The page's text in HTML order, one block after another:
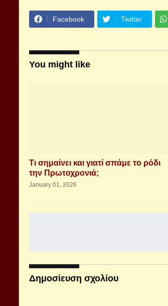
Facebook Twitter
You might like
Τι σημαίνει και γιατί σπάμε το ρόδι
την Πρωτοχρονιά;
January 01, 2026
Δημοσίευση σχολίου